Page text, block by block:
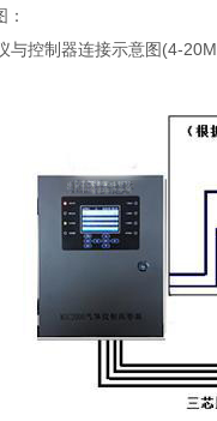
与控制器连接示意图(4-